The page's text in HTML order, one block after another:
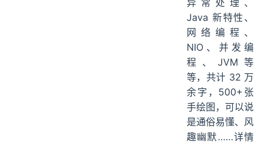
异常处理、
Java 新特性、
网络编程、
NIO、并发编
程、JVM等
等，共计 32 万
余字，500+张
手绘图，可以说
是通俗易懂、风
趣幽默……详情